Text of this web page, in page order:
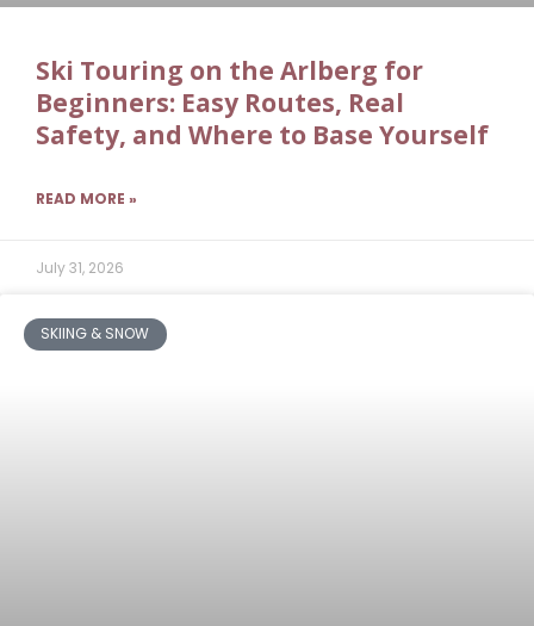
Ski Touring on the Arlberg for
Beginners: Easy Routes, Real
Safety, and Where to Base Yourself
READ MORE »
July 31, 2026
SKIING & SNOW